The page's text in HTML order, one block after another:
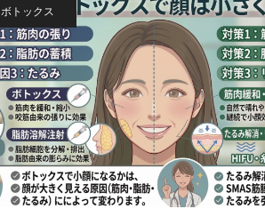
ボトックス